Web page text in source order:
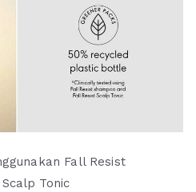
Fall Resist
Tonic